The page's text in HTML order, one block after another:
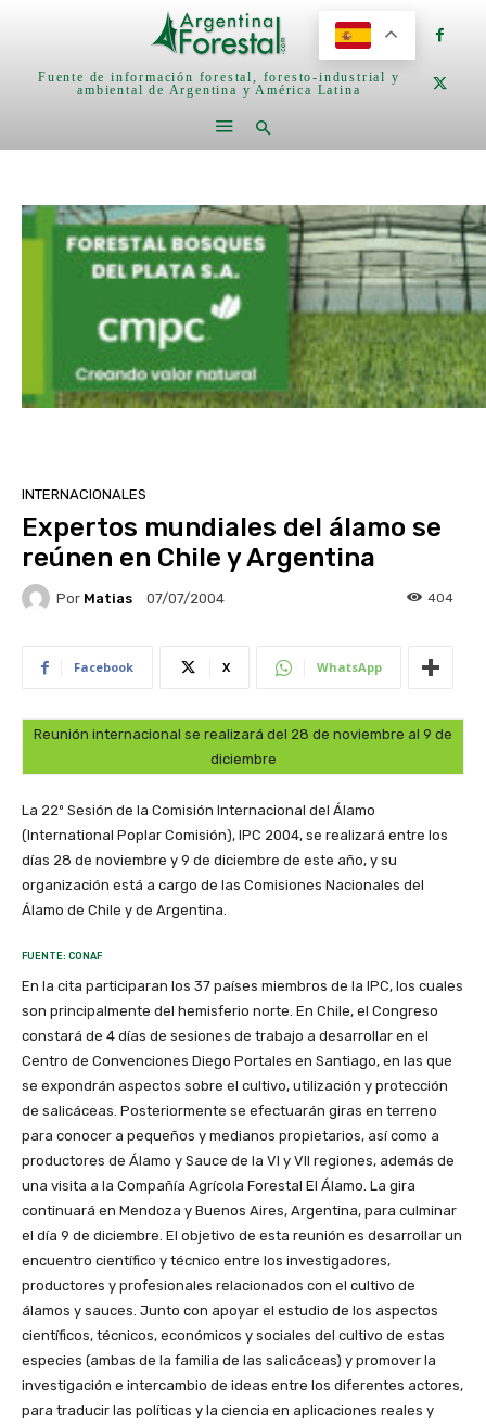
Fuente de información forestal, foresto-industrial y
ambiental de Argentina y América Latina
INTERNACIONALES
Expertos mundiales del álamo se
reúnen en Chile y Argentina
Por Matias 07/07/2004 404
Facebook X WhatsApp
Reunión internacional se realizará del 28 de noviembre al 9 de
diciembre
La 22º Sesión de la Comisión Internacional del Álamo
(International Poplar Comisión), IPC 2004, se realizará entre los
días 28 de noviembre y 9 de diciembre de este año, y su
organización está a cargo de las Comisiones Nacionales del
Álamo de Chile y de Argentina.
FUENTE: CONAF
En la cita participaran los 37 países miembros de la IPC, los cuales
son principalmente del hemisferio norte. En Chile, el Congreso
constará de 4 días de sesiones de trabajo a desarrollar en el
Centro de Convenciones Diego Portales en Santiago, en las que
se expondrán aspectos sobre el cultivo, utilización y protección
de salicáceas. Posteriormente se efectuarán giras en terreno
para conocer a pequeños y medianos propietarios, así como a
productores de Álamo y Sauce de la VI y VII regiones, además de
una visita a la Compañía Agrícola Forestal El Álamo. La gira
continuará en Mendoza y Buenos Aires, Argentina, para culminar
el día 9 de diciembre. El objetivo de esta reunión es desarrollar un
encuentro científico y técnico entre los investigadores,
productores y profesionales relacionados con el cultivo de
álamos y sauces. Junto con apoyar el estudio de los aspectos
científicos, técnicos, económicos y sociales del cultivo de estas
especies (ambas de la familia de las salicáceas) y promover la
investigación e intercambio de ideas entre los diferentes actores,
para traducir las políticas y la ciencia en aplicaciones reales y